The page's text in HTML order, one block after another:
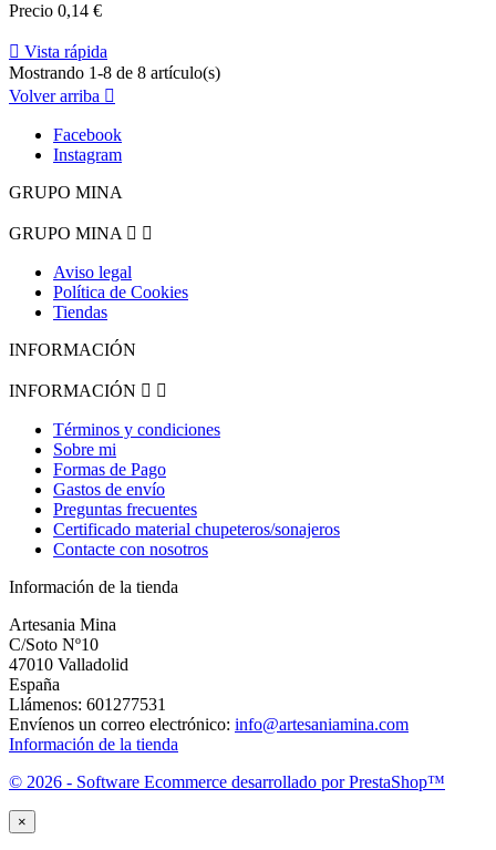
Precio 0,14 €
 Vista rápida
Mostrando 1-8 de 8 artículo(s)
Volver arriba 
Facebook
Instagram
GRUPO MINA
GRUPO MINA  
Aviso legal
Política de Cookies
Tiendas
INFORMACIÓN
INFORMACIÓN  
Términos y condiciones
Sobre mi
Formas de Pago
Gastos de envío
Preguntas frecuentes
Certificado material chupeteros/sonajeros
Contacte con nosotros
Información de la tienda
Artesania Mina
C/Soto Nº10
47010 Valladolid
España
Llámenos: 601277531
Envíenos un correo electrónico: info@artesaniamina.com
Información de la tienda
© 2026 - Software Ecommerce desarrollado por PrestaShop™
×